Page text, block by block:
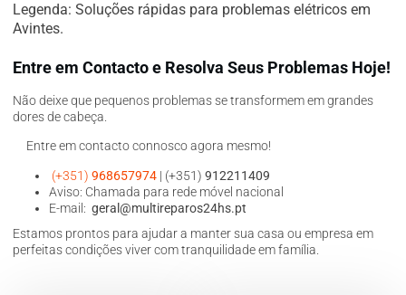
Legenda: Soluções rápidas para problemas elétricos em
Avintes.
Entre em Contacto e Resolva Seus Problemas Hoje!
Não deixe que pequenos problemas se transformem em grandes
dores de cabeça.
Entre em contacto connosco agora mesmo!
(+351) 968657974 | (+351) 912211409
Aviso: Chamada para rede móvel nacional
E-mail: geral@multireparos24hs.pt
Estamos prontos para ajudar a manter sua casa ou empresa em
perfeitas condições viver com tranquilidade em família.